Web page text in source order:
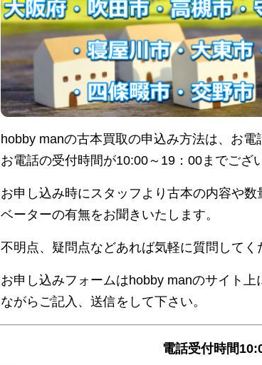
hobby manの古本買取の申込み方法は、お電
お電話の受付時間が10:00～19：00までござ
お申し込み時にスタッフより古本の内容や
ベーターの有無をお聞きいたします。
不明点、疑問点などあれば気軽に質問してく
お申し込みフォームはhobby manのサイト
ながらご記入、送信をして下さい。
電話受付時間